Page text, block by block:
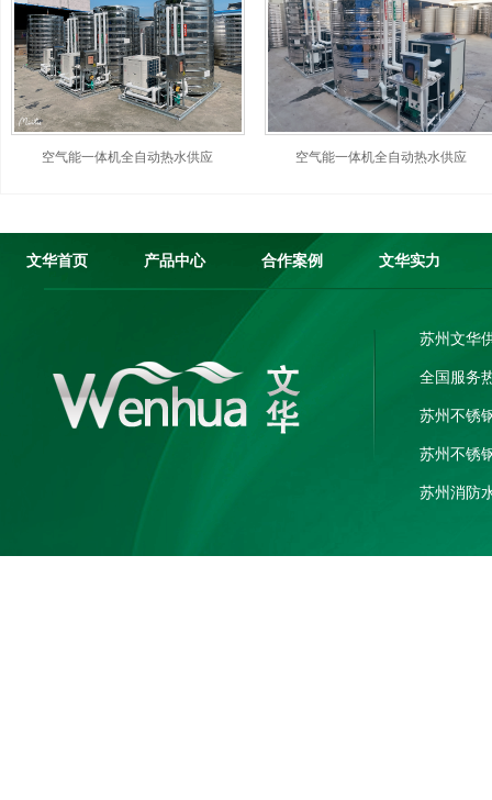
空气能一体机全自动热水供应 空气能一体机全自动热水供应
文华首页 产品中心 合作案例 文华实力
苏州文
全国服务
苏州不锈
苏州不锈
苏州消防